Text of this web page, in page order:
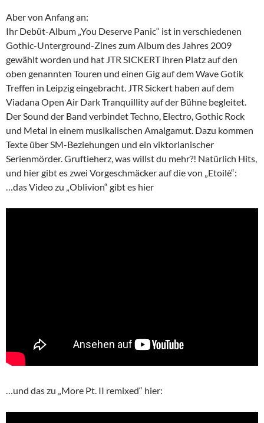
Aber von Anfang an:
Ihr Debüt-Album „You Deserve Panic“ ist in verschiedenen
Gothic-Unterground-Zines zum Album des Jahres 2009
gewählt worden und hat JTR SICKERT ihren Platz auf den
oben genannten Touren und einen Gig auf dem Wave Gotik
Treffen in Leipzig eingebracht. JTR Sickert haben auf dem
Viadana Open Air Dark Tranquillity auf der Bühne begleitet.
Der Sound der Band verbindet Techno, Electro, Gothic Rock
und Metal in einem musikalischen Amalgamut. Dazu kommen
Texte über SM-Beziehungen und ein viktorianischer
Serienmörder. Gruftieherz, was willst du mehr?! Natürlich Hits,
und hier gibt es zwei Vorgeschmäcker auf die von „Etoilè“:
…das Video zu „Oblivion“ gibt es hier
…und das zu „More Pt. II remixed“ hier: